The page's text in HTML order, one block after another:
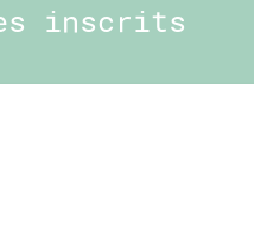
inscrits